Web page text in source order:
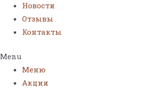
Новости
Отзывы
Контакты
Menu
Меню
Акции